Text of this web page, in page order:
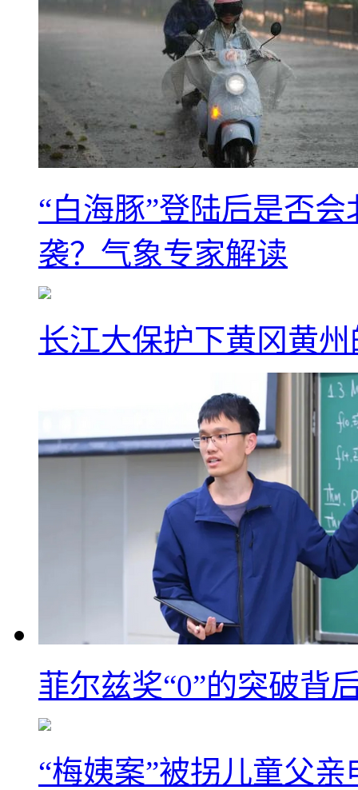
“白海豚”登陆后是否
袭？气象专家解读
长江大保护下黄冈黄
菲尔兹奖“0”的突破背
“梅姨案”被拐儿童父